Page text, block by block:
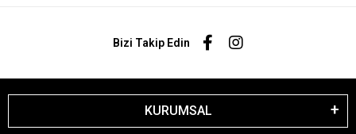
Bizi Takip Edin
KURUMSAL